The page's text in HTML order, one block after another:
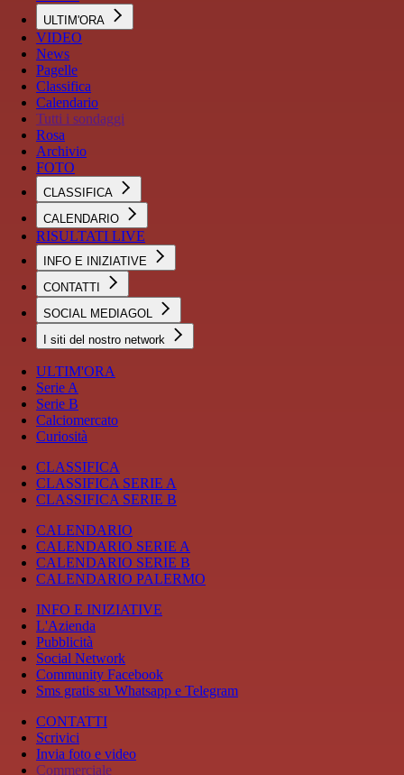
ULTIM'ORA
VIDEO
News
Pagelle
Classifica
Calendario
Tutti i sondaggi
Rosa
Archivio
FOTO
CLASSIFICA
CALENDARIO
RISULTATI LIVE
INFO E INIZIATIVE
CONTATTI
SOCIAL MEDIAGOL
I siti del nostro network
ULTIM'ORA
Serie A
Serie B
Calciomercato
Curiosità
CLASSIFICA
CLASSIFICA SERIE A
CLASSIFICA SERIE B
CALENDARIO
CALENDARIO SERIE A
CALENDARIO SERIE B
CALENDARIO PALERMO
INFO E INIZIATIVE
L'Azienda
Pubblicità
Social Network
Community Facebook
Sms gratis su Whatsapp e Telegram
CONTATTI
Scrivici
Invia foto e video
Commerciale